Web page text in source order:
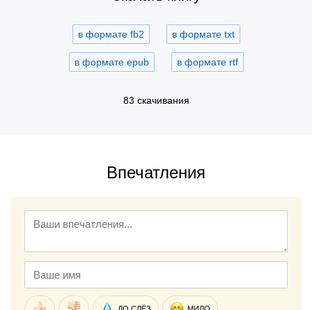
в формате fb2 в формате txt
в формате epub в формате rtf
83 скачивания
Впечатления